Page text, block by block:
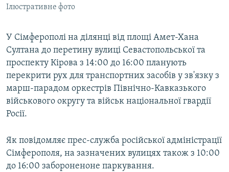
ІНФОГРАФІКА
ДОЛУЧАЙСЯ!
Усі сайти RFE/RL
Ілюстративне фото
У Сімферополі на ділянці від площі Амет-Хана
Султана до перетину вулиці Севастопольської та
проспекту Кірова з 14:00 до 16:00 планують
перекрити рух для транспортних засобів у зв'язку з
марш-парадом оркестрів Північно-Кавказького
військового округу та військ національної гвардії
Росії.
Як повідомляє прес-служба російської адміністрації
Сімферополя, на зазначених вулицях також з 10:00
до 16:00 забороненоне паркування.